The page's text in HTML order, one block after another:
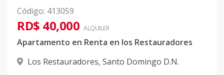
Código: 413059
RD$ 40,000 ALQUILER
Apartamento en Renta en los Restauradores
Los Restauradores, Santo Domingo D.N.